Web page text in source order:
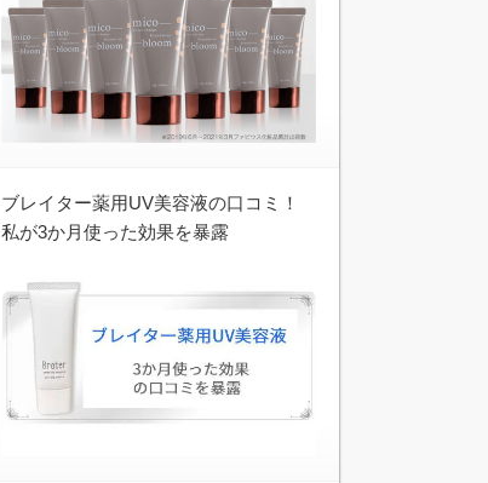
ブレイター薬用UV美容液の口コミ！
私が3か月使った効果を暴露